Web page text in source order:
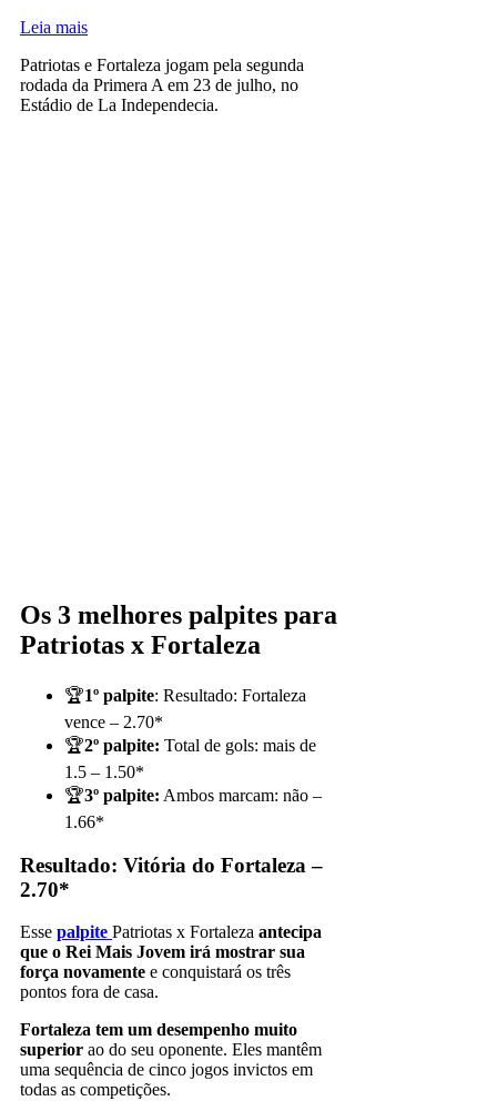
Leia mais
Patriotas e Fortaleza jogam pela segunda
rodada da Primera A em 23 de julho, no
Estádio de La Independecia.
Os 3 melhores palpites para
Patriotas x Fortaleza
🏆1º palpite: Resultado: Fortaleza
vence – 2.70*
🏆2º palpite: Total de gols: mais de
1.5 – 1.50*
🏆3º palpite: Ambos marcam: não –
1.66*
Resultado: Vitória do Fortaleza –
2.70*
Esse palpite Patriotas x Fortaleza antecipa
que o Rei Mais Jovem irá mostrar sua
força novamente e conquistará os três
pontos fora de casa.
Fortaleza tem um desempenho muito
superior ao do seu oponente. Eles mantêm
uma sequência de cinco jogos invictos em
todas as competições.